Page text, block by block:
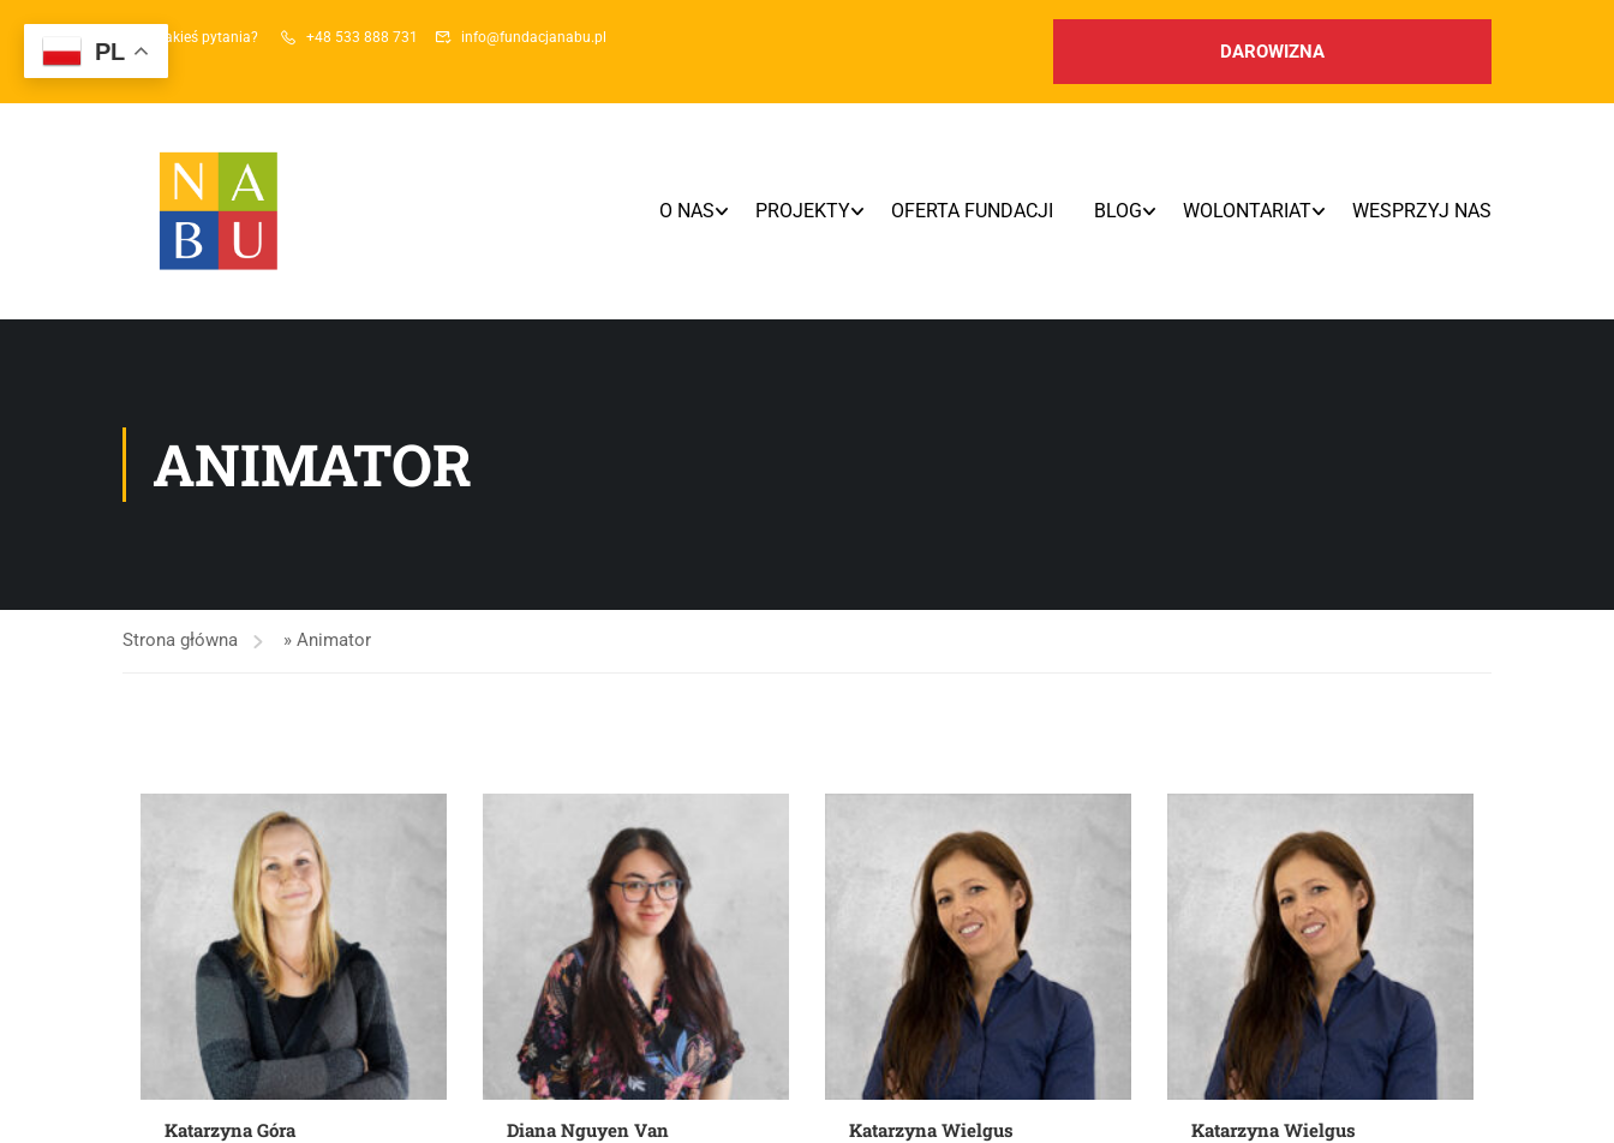
Masz jakieś pytania? +48 533 888 731 info@fundacjanabu.pl
DAROWIZNA
O NAS PROJEKTY OFERTA FUNDACJI BLOG WOLONTARIAT WESPRZYJ NAS
ANIMATOR
Strona główna » Animator
Katarzyna Góra Diana Nguyen Van Katarzyna Wielgus Katarzyna Wielgus
PL